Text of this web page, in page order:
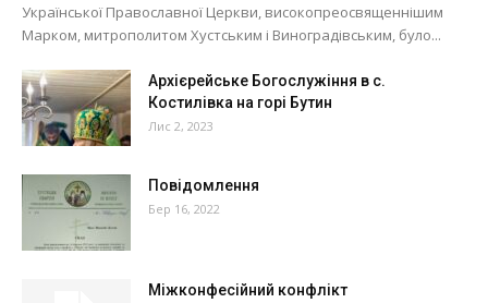
Української Православної Церкви, високопреосвященнішим
Марком, митрополитом Хустським і Виноградівським, було...
Архієрейське Богослужіння в с.
Костилівка на горі Бутин
Лис 2, 2023
Повідомлення
Бер 16, 2022
Міжконфесійний конфлікт